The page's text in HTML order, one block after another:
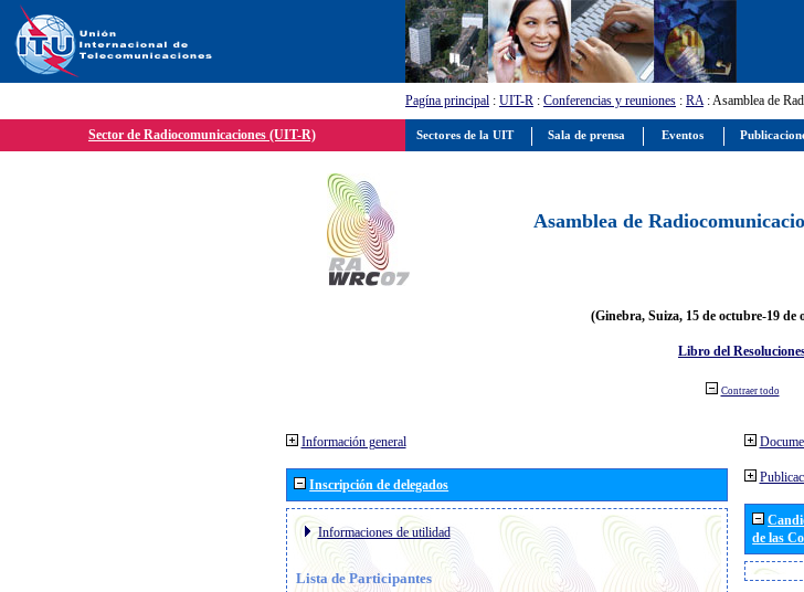
Pagína principal : UIT-R : Conferencias y reuniones : RA: Asamblea de
Sector de Radiocomunicaciones (UIT-R)
Asamblea de
(Ginebra, Suiza, 15 de octubre-19 de
Libro del
Contraer todo
Información general
Inscripción de delegados
Informaciones de utilidad
Lista de Participantes
de las
Sectores de la UIT Sala de prensa Eventos